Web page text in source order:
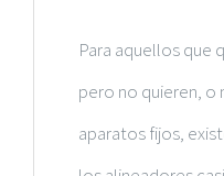
Para aquellos que
pero no quieren, o
aparatos fijos,